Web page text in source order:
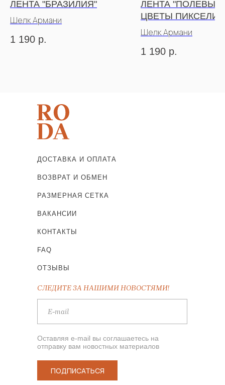
ЛЕНТА "БРАЗИЛИЯ"
Шелк Армани
1 190 р.
ЛЕНТА "ПОЛЕВЫЕ
ЦВЕТЫ ПИКСЕЛИ"
Шелк Армани
1 190 р.
РАЗМЕРНАЯ СЕТКА
ДОСТАВКА И ОПЛАТА
КОНТАКТЫ
FAQ
ОТЗЫВЫ
СЛЕДИТЕ ЗА НАШИМИ НОВОСТЯМИ!
Оставляя e-mail вы соглашаетесь на
отправку вам новостных материалов
ПОДПИСАТЬСЯ
ВОЗВРАТ И ОБМЕН
ВАКАНСИИ